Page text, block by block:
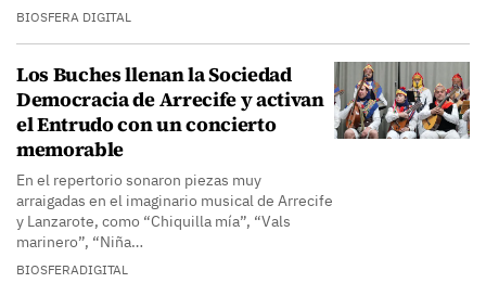
BIOSFERA DIGITAL
Los Buches llenan la Sociedad
Democracia de Arrecife y activan
el Entrudo con un concierto
memorable
En el repertorio sonaron piezas muy
arraigadas en el imaginario musical de Arrecife
y Lanzarote, como “Chiquilla mía”, “Vals
marinero”, “Niña…
BIOSFERADIGITAL